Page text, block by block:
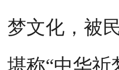
梦文化，被
堪称“中华祈